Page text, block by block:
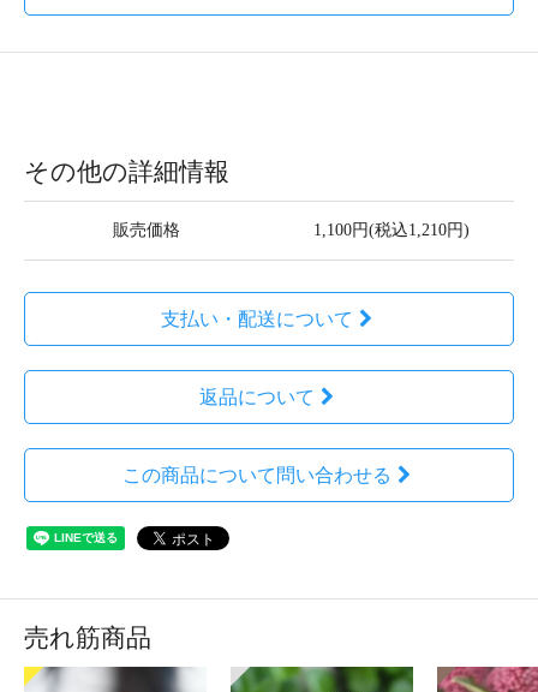
その他の詳細情報
販売価格 1,100円(税込1,210円)
支払い・配送について
返品について
この商品について問い合わせる
売れ筋商品